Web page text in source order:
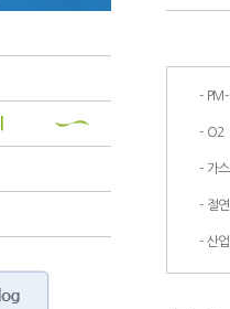
-
- O2
- 가
- 절
- 산